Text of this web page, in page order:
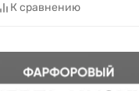
К сравнению